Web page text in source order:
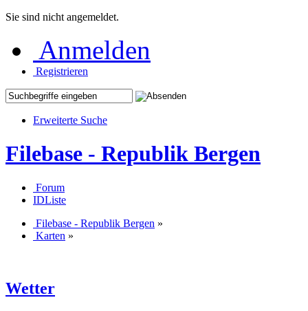
Sie sind nicht angemeldet.
Anmelden
Registrieren
Erweiterte Suche
Filebase - Republik Bergen
Forum
IDListe
Filebase - Republik Bergen »
Karten »
Wetter